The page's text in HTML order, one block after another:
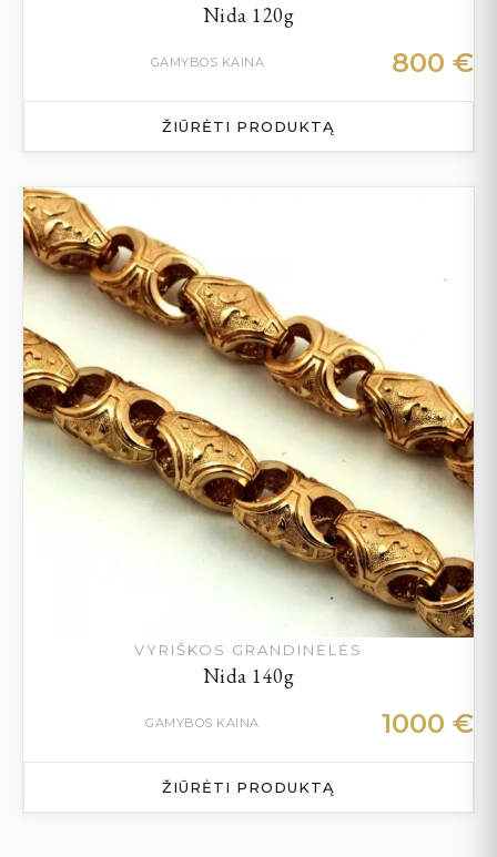
Nida 120g
GAMYBOS KAINA 800 €
ŽIŪRĖTI PRODUKTĄ
VYRIŠKOS GRANDINĖLĖS
Nida 140g
GAMYBOS KAINA 1000 €
ŽIŪRĖTI PRODUKTĄ